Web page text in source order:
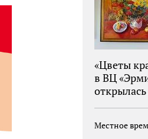
«Цветы
в ВЦ
Местное